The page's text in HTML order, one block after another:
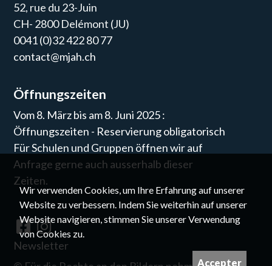
52, rue du 23-Juin
CH- 2800 Delémont (JU)
0041 (0)32 422 80 77
contact@mjah.ch
Öffnungszeiten
Vom 8. März bis am 8. Juni 2025 :
Öffnungszeiten - Reservierung obligatorisch
Für Schulen und Gruppen öffnen wir auf
Anfrage gerne auch ausserhalb dieser
Zeiten.
Newsletter
Wir verwenden Cookies, um Ihre Erfahrung auf unserer
Website zu verbessern. Indem Sie weiterhin auf unserer
Website navigieren, stimmen Sie unserer Verwendung
von Cookies zu.
Accepter